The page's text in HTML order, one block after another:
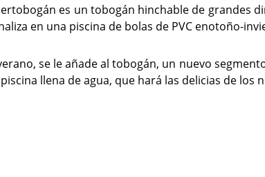
es un tobogán hinchable de grandes
en una piscina de bolas de PVC enotoño-
se le añade al tobogán, un nuevo
llena de agua, que hará las delicias de los